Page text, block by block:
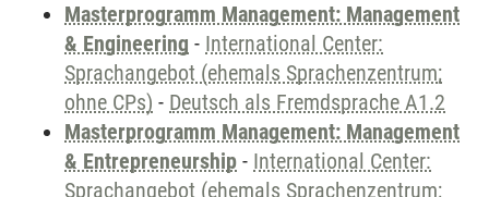
Masterprogramm Management: Management
& Engineering - International Center:
Sprachangebot (ehemals Sprachenzentrum;
ohne CPs) - Deutsch als Fremdsprache A1.2
Masterprogramm Management: Management
& Entrepreneurship - International Center:
Sprachangebot (ehemals Sprachenzentrum;